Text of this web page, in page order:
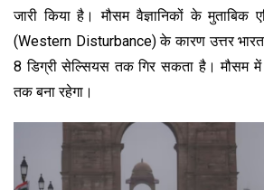
जारी किया है। मौसम वैज्ञानिकों के मुताबिक
(Western Disturbance) के कारण उत्तर भारत
8 डिग्री सेल्सियस तक गिर सकता है। मौसम
तक बना रहेगा।